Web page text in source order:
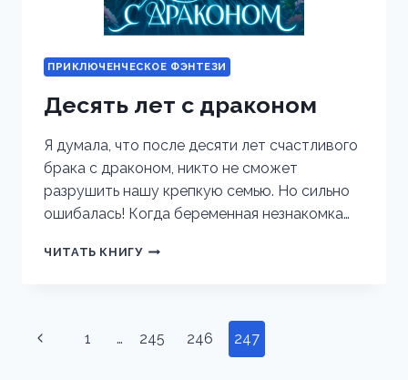
ПРИКЛЮЧЕНЧЕСКОЕ ФЭНТЕЗИ
Десять лет с драконом
Я думала, что после десяти лет счастливого
брака с драконом, никто не сможет
разрушить нашу крепкую семью. Но сильно
ошибалась! Когда беременная незнакомка…
ЧИТАТЬ КНИГУДЕСЯТЬ
Навигация
Предыдущая
1 … 245 246 247